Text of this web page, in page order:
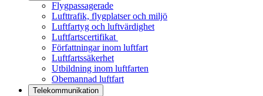
Flygpassagerade
Lufttrafik, flygplatser och miljö
Luftfartyg och luftvärdighet
Luftfartscertifikat
Författningar inom luftfart
Luftfartssäkerhet
Utbildning inom luftfarten
Obemannad luftfart
Telekommunikation